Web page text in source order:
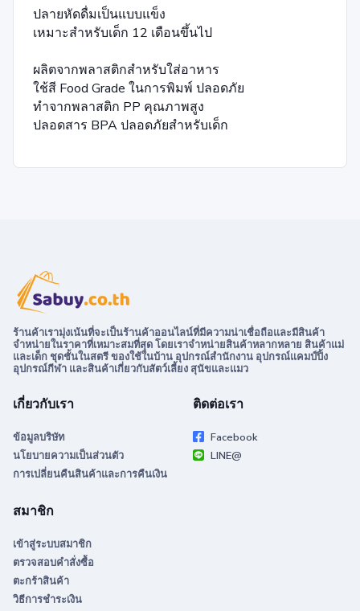
ปลายหัดดื่มเป็นแบบแข็ง
เหมาะสำหรับเด็ก 12 เดือนขึ้นไป
ผลิตจากพลาสติกสำหรับใส่อาหาร
ใช้สี Food Grade ในการพิมพ์ ปลอดภัย
ทำจากพลาสติก PP คุณภาพสูง
ปลอดสาร BPA ปลอดภัยสำหรับเด็ก
ร้านค้าเรามุ่งเน้นที่จะเป็นร้านค้าออนไลน์ที่มีความน่าเชื่อถือและมีสินค้า
จำหน่ายในราคาที่เหมาะสมที่สุด โดยเราจำหน่ายสินค้าหลากหลาย สินค้าแม่
และเด็ก ชุดชั้นในสตรี ของใช้ในบ้าน อุปกรณ์สำนักงาน อุปกรณ์แคมป์ปิ้ง
อุปกรณ์กีฬา และสินค้าเกี่ยวกับสัตว์เลี้ยง สุนัขและแมว
เกี่ยวกับเรา
ข้อมูลบริษัท
นโยบายความเป็นส่วนตัว
การเปลี่ยนคืนสินค้าและการคืนเงิน
ติดต่อเรา
Facebook
LINE@
สมาชิก
เข้าสู่ระบบสมาชิก
ตรวจสอบคำสั่งซื้อ
ตะกร้าสินค้า
วิธีการชำระเงิน